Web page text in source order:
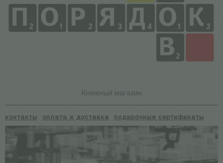
Книжный магазин
контакты оплата и доставка подарочные сертификаты